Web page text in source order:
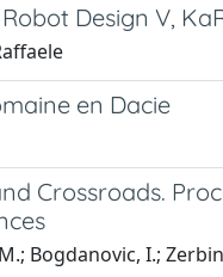
Design V,
en Dacie
Crossroads.
Bogdanovic, I.;